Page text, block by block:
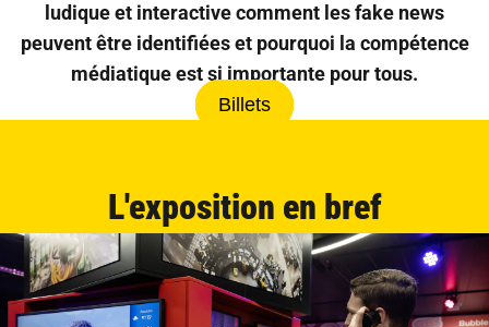
ludique et interactive comment les fake news
peuvent être identifiées et pourquoi la compétence
médiatique est si importante pour tous.
Billets
L'exposition en bref